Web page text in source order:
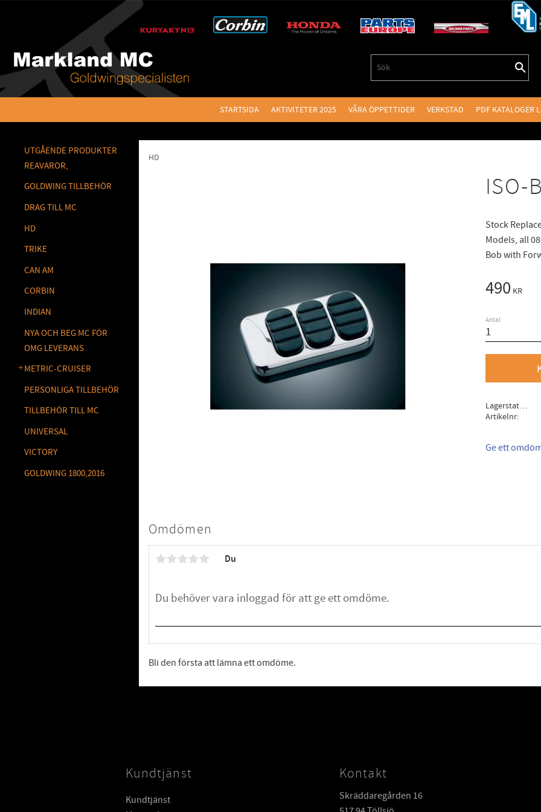
STARTSIDA AKTIVITETER 2025 VÅRA ÖPPETTIDER VERKSTAD PDF KATALOGER
HD
ISO-
Stock
Models, all
Bob with
490KR
Antal
Lagerstatus
Artikelnr
Ge ett
Omdömen
Du
Bli den första att lämna ett omdöme.
UTGÅENDE PRODUKTER
REAVAROR,
GOLDWING TILLBEHÖR
DRAG TILL MC
HD
TRIKE
CAN AM
CORBIN
INDIAN
NYA OCH BEG MC FÖR
OMG LEVERANS
METRIC-CRUISER
PERSONLIGA TILLBEHÖR
TILLBEHÖR TILL MC
UNIVERSAL
VICTORY
GOLDWING 1800,2016
Kundtjänst
Kundtjänst
Kontakt
Skräddaregården 16